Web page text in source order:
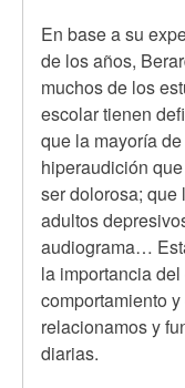
En base a su
de los años,
muchos de los
escolar tienen
que la mayoría
hiperaudición
ser dolorosa;
adultos
audiograma…
la importancia
comportamiento
relacionamos y
diarias.